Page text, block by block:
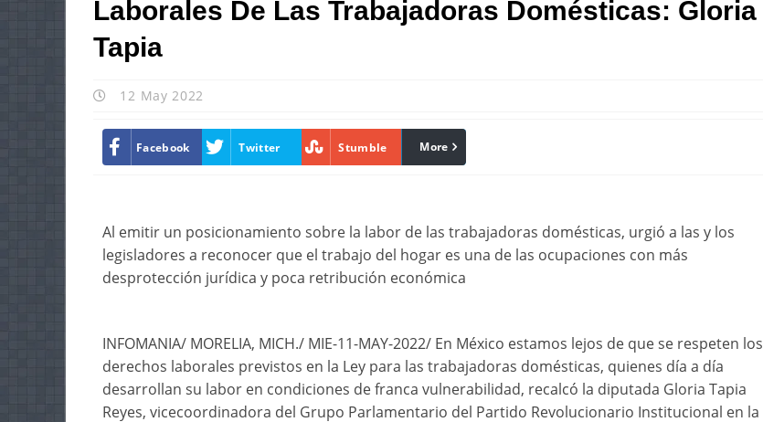
Laborales De Las Trabajadoras Domésticas: Gloria
Tapia
12 May 2022
Facebook Twitter Stumble linkedin
More
Al emitir un posicionamiento sobre la labor de las trabajadoras domésticas, urgió a las y los
legisladores a reconocer que el trabajo del hogar es una de las ocupaciones con más
desprotección jurídica y poca retribución económica
INFOMANIA/ MORELIA, MICH./ MIE-11-MAY-2022/ En México estamos lejos de que se respeten los
derechos laborales previstos en la Ley para las trabajadoras domésticas, quienes día a día
desarrollan su labor en condiciones de franca vulnerabilidad, recalcó la diputada Gloria Tapia
Reyes, vicecoordinadora del Grupo Parlamentario del Partido Revolucionario Institucional en la